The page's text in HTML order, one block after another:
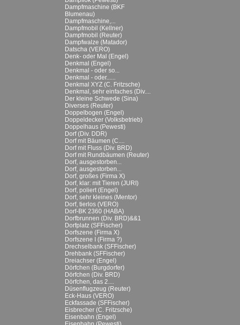
Dampfmaschine (BKF
Blumenau)
Dampfmaschine,...
Dampfmobil (Kellner)
Dampfmobil (Reuter)
Dampfwalze (Matador)
Datscha (VERO)
Denk- oder Mal (Engel)
Denkmal (Engel)
Denkmal - oder so...
Denkmal - oder......
Denkmal XYZ (C. Fritzsche)
Denkmal, sehr einfaches (Div....
Der kleine Schwede (Sina)
Diverses (Reuter)
Doppelbogen (Engel)
Doppeldecker (Volksbetrieb)
Doppelhaus (Pewesti)
Dorf (Div. DDR)
Dorf mit Bäumen (C....
Dorf mit Fluss (Div. BRD)
Dorf mit Rundbäumen (Reuter)
Dorf, ausgestorben...
Dorf, ausgestorben...
Dorf, großes (Firma X)
Dorf, klar: mit Tieren (JURI)
Dorf, poliert (Engel)
Dorf, sehr kleines (Mentor)
Dorf, tierlos (VERO)
Dorf-BK 2360 (HABA)
Dorfbrunnen (Div. BRD)&&1
Dorfplatz (SFFischer)
Dorfszene (Firma X)
Dorfszene I (Firma ?)
Drechselbank (SFFischer)
Drehbank (SFFischer)
Dreiachser (Engel)
Dörfchen (Burgdorfer)
Dörfchen (Div. BRD)
Dörfchen, das 2....
Düsenflugzeug (Reuter)
Eck-Haus (VERO)
Eckfassade (SFFischer)
Eisbrecher (C. Fritzsche)
Eisenbahn (Engel)